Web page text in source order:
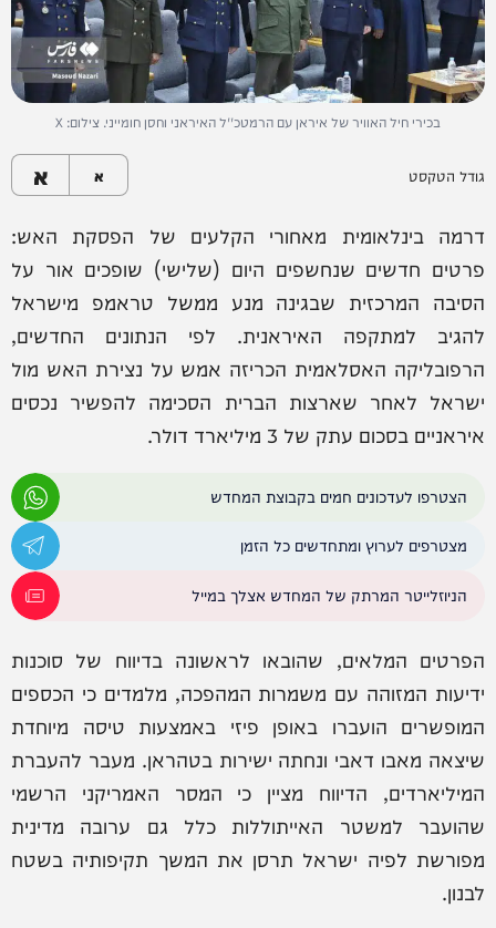
בכירי חיל האוויר של איראן עם הרמטכ''ל האיראני וחסן חומייני. צילום: X
גודל הטקסט א א
דרמה בינלאומית מאחורי הקלעים של הפסקת האש:
פרטים חדשים שנחשפים היום (שלישי) שופכים אור על
הסיבה המרכזית שבגינה מנע ממשל טראמפ מישראל
להגיב למתקפה האיראנית. לפי הנתונים החדשים,
הרפובליקה האסלאמית הכריזה אמש על נצירת האש מול
ישראל לאחר שארצות הברית הסכימה להפשיר נכסים
איראניים בסכום עתק של 3 מיליארד דולר.
הצטרפו לעדכונים חמים בקבוצת המחדש
מצטרפים לערוץ ומתחדשים כל הזמן
הניוזלייטר המרתק של המחדש אצלך במייל
הפרטים המלאים, שהובאו לראשונה בדיווח של סוכנות
ידיעות המזוהה עם משמרות המהפכה, מלמדים כי הכספים
המופשרים הועברו באופן פיזי באמצעות טיסה מיוחדת
שיצאה מאבו דאבי ונחתה ישירות בטהראן. מעבר להעברת
המיליארדים, הדיווח מציין כי המסר האמריקני הרשמי
שהועבר למשטר האייתוללות כלל גם ערובה מדינית
מפורשת לפיה ישראל תרסן את המשך תקיפותיה בשטח
לבנון.